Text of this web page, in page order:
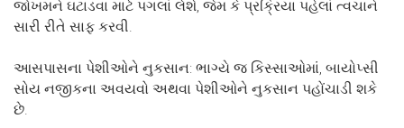
જોખમને ઘટાડવા માટે પગલાં લેશે, જેમ કે પ્રક્રિયા પહેલાં ત્વચાને
સારી રીતે સાફ કરવી.
આસપાસના પેશીઓને નુકસાન: ભાગ્યે જ કિસ્સાઓમાં, બાયોપ્સી
સોય નજીકના અવયવો અથવા પેશીઓને નુકસાન પહોંચાડી શકે
છે.